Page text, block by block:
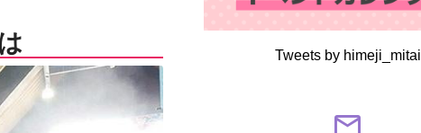
Tweets by himeji_mitai